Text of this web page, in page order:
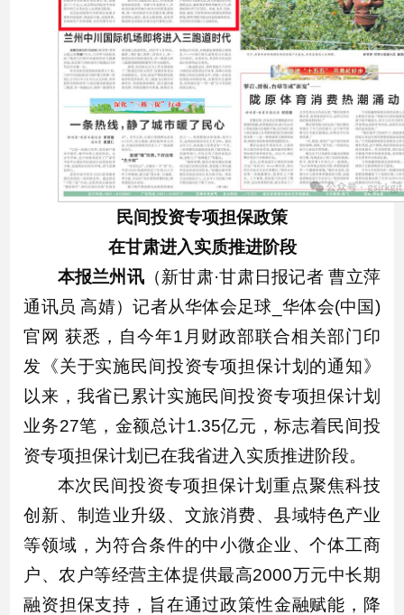
民间投资专项担保政策
在甘肃进入实质推进阶段
本报兰州讯（新甘肃·甘肃日报记者 曹立萍
通讯员 高婧）记者从华体会足球_华体会(中国)
官网 获悉，自今年1月财政部联合相关部门印
发《关于实施民间投资专项担保计划的通知》
以来，我省已累计实施民间投资专项担保计划
业务27笔，金额总计1.35亿元，标志着民间投
资专项担保计划已在我省进入实质推进阶段。
本次民间投资专项担保计划重点聚焦科技
创新、制造业升级、文旅消费、县域特色产业
等领域，为符合条件的中小微企业、个体工商
户、农户等经营主体提供最高2000万元中长期
融资担保支持，旨在通过政策性金融赋能，降